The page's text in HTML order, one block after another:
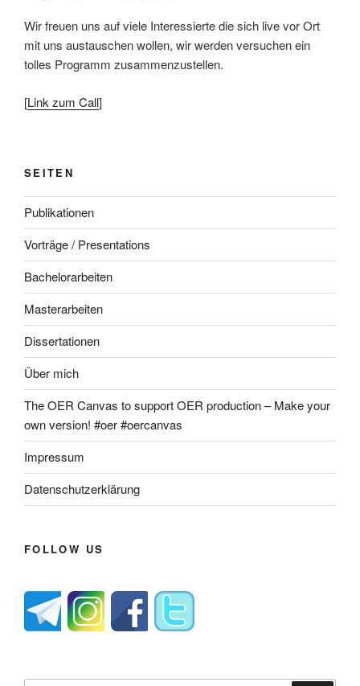
Wir freuen uns auf viele Interessierte die sich live vor Ort
mit uns austauschen wollen, wir werden versuchen ein
tolles Programm zusammenzustellen.
[Link zum Call]
SEITEN
Publikationen
Vorträge / Presentations
Bachelorarbeiten
Masterarbeiten
Dissertationen
Über mich
The OER Canvas to support OER production – Make your
own version! #oer #oercanvas
Impressum
Datenschutzerklärung
FOLLOW US